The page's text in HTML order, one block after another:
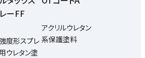
ーFF
度形スプレ
ウレタン塗
アクリルウレタン
系保護塗料